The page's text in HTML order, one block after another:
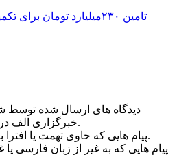
تامین ۲۳۰میلیارد تومان برای تکمیل تالار شهر اردبیل
دیدگاه های ارسال شده توسط
خبرگزاری الف در وب منتشر خواهد شد.
پیام هایی که حاوی تهمت یا افترا باشد منتشر نخواهد شد.
پیام هایی که به غیر از زبان فارسی